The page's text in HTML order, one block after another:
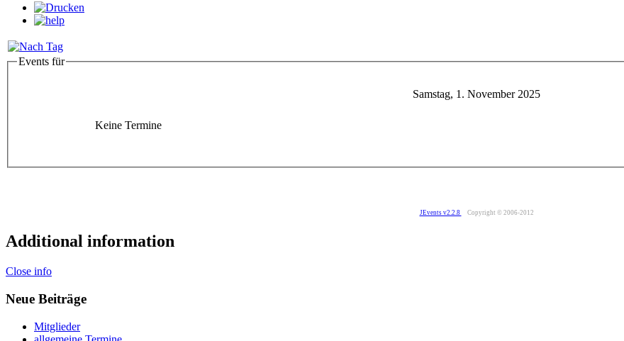
Events für
Samstag, 1. November 2025
Keine Termine
JEvents v2.2.8 Copyright © 2006-2012
Additional information
Close info
Neue Beiträge
Mitglieder